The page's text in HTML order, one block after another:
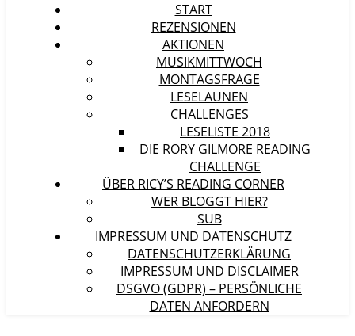
START
REZENSIONEN
AKTIONEN
MUSIKMITTWOCH
MONTAGSFRAGE
LESELAUNEN
CHALLENGES
LESELISTE 2018
DIE RORY GILMORE READING
CHALLENGE
ÜBER RICY’S READING CORNER
WER BLOGGT HIER?
SUB
IMPRESSUM UND DATENSCHUTZ
DATENSCHUTZERKLÄRUNG
IMPRESSUM UND DISCLAIMER
DSGVO (GDPR) – PERSÖNLICHE
DATEN ANFORDERN